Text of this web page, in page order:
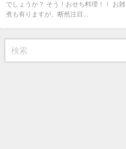
でしょうか？ そう！おせち料理！！ お雑
煮も有りますが、断然注目...